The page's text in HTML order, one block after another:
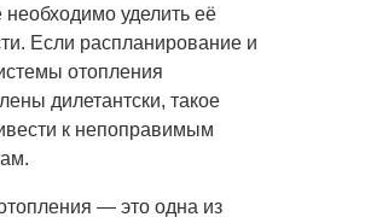
уделить её
Если распланирование и
отопления
дилетантски, такое
к непоправимым
— это одна из